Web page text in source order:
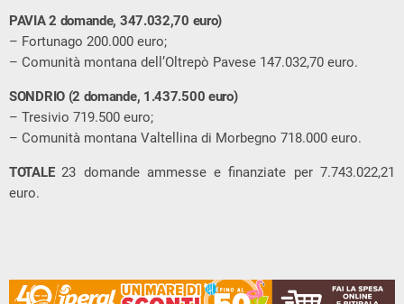
PAVIA 2 domande, 347.032,70 euro)
– Fortunago 200.000 euro;
– Comunità montana dell’Oltrepò Pavese 147.032,70 euro.
SONDRIO (2 domande, 1.437.500 euro)
– Tresivio 719.500 euro;
– Comunità montana Valtellina di Morbegno 718.000 euro.
TOTALE23 domande ammesse e finanziate per 7.743.022,21
euro.